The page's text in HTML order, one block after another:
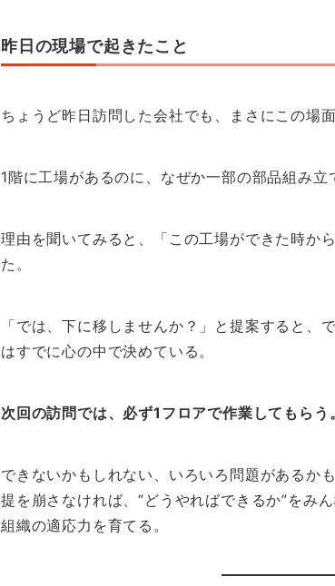
昨日の現場で起きたこと
ちょうど昨日訪問した会社でも、まさにこの場面
1階に工場があるのに、なぜか一部の部品組み立
理由を聞いてみると、「この工場ができた時か
た。
「では、下に移しませんか？」と提案すると、
はすでに心の中で決めている。
次回の訪問では、必ず1フロアで作業してもらう。
できないかもしれない、いろいろ問題があるか
提を崩さなければ、”どうやればできるか”をみ
組織の適応力を育てる。